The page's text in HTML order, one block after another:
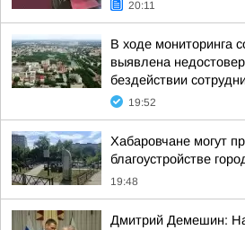
20:11
В ходе мониторинга
выявлена
бездействии
19:52
Хабаровчане могут
благоустройстве
19:48
Дмитрий Демешин: